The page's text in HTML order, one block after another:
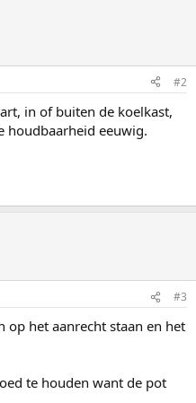
#2
in of buiten de koelkast,
houdbaarheid eeuwig.
#3
het aanrecht staan en het
te houden want de pot